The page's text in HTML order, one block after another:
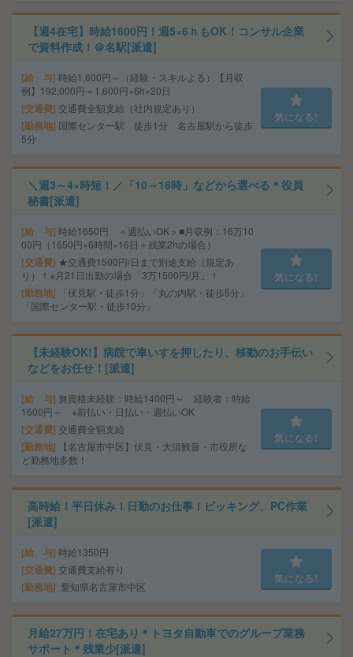
【週4在宅】時給1600円！週5×6ｈもOK！コンサル企業
で資料作成！＠名駅[派遣]
給 与 時給1,600円～（経験・スキルよる）【月収
例】192,000円＝1,600円×6h×20日
交通費 交通費全額支給（社内規定あり）
勤務地 国際センター駅 徒歩1分 名古屋駅から徒歩
5分
気になる!
＼週3～4×時短！／「10～16時」などから選べる＊役員
秘書[派遣]
給 与 時給1650円 ＜週払いOK＞■月収例：16万10
00円（1650円×6時間×16日＋残業2hの場合）
交通費 ★交通費1500円/日まで別途支給（規定あ
り）！※月21日出勤の場合「3万1500円/月」！
勤務地
「伏見駅・徒歩1分」「丸の内駅・徒歩5分」
「国際センター駅・徒歩10分」
気になる!
【未経験OK!】病院で車いすを押したり、移動のお手伝い
などをお任せ！[派遣]
給 与 無資格未経験：時給1400円～ 経験者：時給
1600円～ ※前払い・日払い・週払いOK
交通費 交通費全額支給
勤務地
【名古屋市中区】伏見・大須観音・市役所な
ど勤務地多数！
気になる!
高時給！平日休み！日勤のお仕事！ピッキング、PC作業
[派遣]
給 与 時給1350円
交通費 交通費支給有り
勤務地 愛知県名古屋市中区
気になる!
月給27万円！在宅あり＊トヨタ自動車でのグループ業務
サポート＊残業少[派遣]